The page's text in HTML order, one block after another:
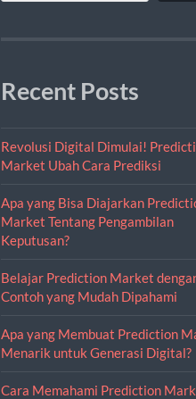
Recent Posts
Revolusi Digital Dimulai!
Market Ubah Cara Prediksi
Apa yang Bisa Diajarkan
Market Tentang Pengambilan
Keputusan?
Belajar Prediction Market
Contoh yang Mudah Dipahami
Apa yang Membuat Prediction
Menarik untuk Generasi Digital?
Cara Memahami Prediction